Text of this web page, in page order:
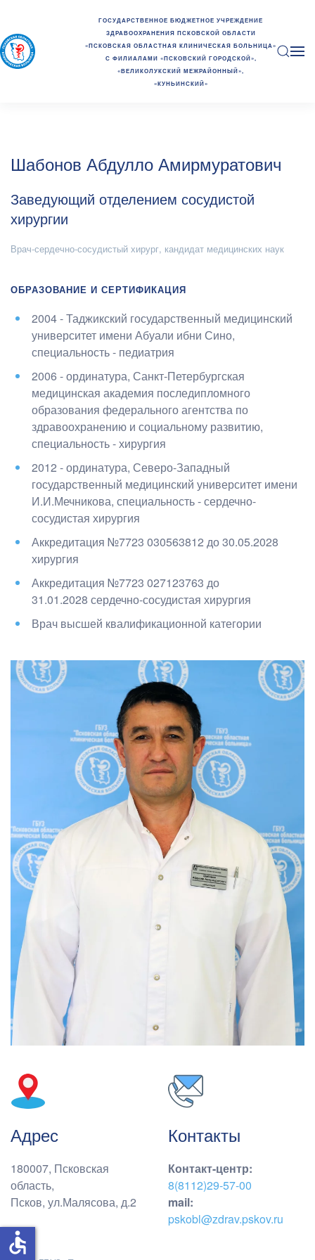
ГОСУДАРСТВЕННОЕ БЮДЖЕТНОЕ УЧРЕЖДЕНИЕ
ЗДРАВООХРАНЕНИЯ ПСКОВСКОЙ ОБЛАСТИ
«ПСКОВСКАЯ ОБЛАСТНАЯ КЛИНИЧЕСКАЯ БОЛЬНИЦА»
С ФИЛИАЛАМИ «ПСКОВСКИЙ ГОРОДСКОЙ»,
«ВЕЛИКОЛУКСКИЙ МЕЖРАЙОННЫЙ»,
«КУНЬИНСКИЙ»
Шабонов Абдулло Амирмуратович
Заведующий отделением сосудистой
хирургии
Врач-сердечно-сосудистый хирург, кандидат медицинских наук
ОБРАЗОВАНИЕ И СЕРТИФИКАЦИЯ
2004 - Таджикский государственный медицинский
университет имени Абуали ибни Сино,
специальность - педиатрия
2006 - ординатура, Санкт-Петербургская
медицинская академия последипломного
образования федерального агентства по
здравоохранению и социальному развитию,
специальность - хирургия
2012 - ординатура, Северо-Западный
государственный медицинский университет имени
И.И.Мечникова, специальность - сердечно-
сосудистая хирургия
Аккредитация №7723 030563812 до 30.05.2028
хирургия
Аккредитация №7723 027123763 до
31.01.2028 сердечно-сосудистая хирургия
Врач высшей квалификационной категории
Адрес
180007, Псковская
область,
Псков, ул.Малясова, д.2
Контакты
Контакт-центр:
8(8112)29-57-00
mail:
pskobl@zdrav.pskov.ru
accessible